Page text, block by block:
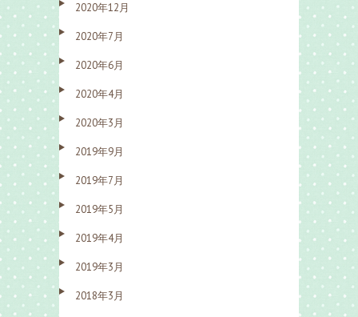
2020年12月
2020年7月
2020年6月
2020年4月
2020年3月
2019年9月
2019年7月
2019年5月
2019年4月
2019年3月
2018年3月